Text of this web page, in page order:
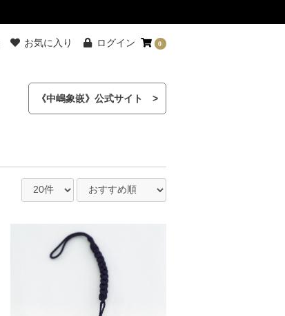
0
お気に入り ログイン
《中嶋象嵌》公式サイト >